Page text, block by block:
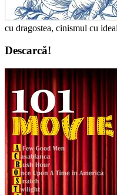
cu dragostea, cinismul cu
Descarcă!